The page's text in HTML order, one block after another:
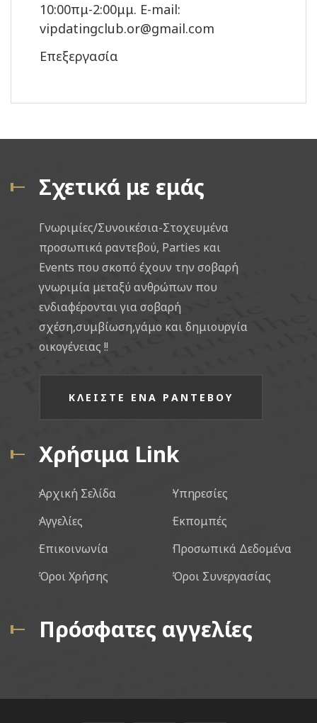
10:00πμ-2:00μμ. E-mail:
vipdatingclub.or@gmail.com
Επεξεργασία
Σχετικά με εμάς
Γνωριμίες/Συνοικέσια-Στοχευμένα
προσωπικά ραντεβού, Parties και
Events που σκοπό έχουν την σοβαρή
γνωριμία μεταξύ ανθρώπων που
ενδιαφέρονται για σοβαρή
σχέση,συμβίωση,γάμο και δημιουργία
οικογένειας !!
ΚΛΕΙΣΤΕ ΕΝΑ ΡΑΝΤΕΒΟΥ
Χρήσιμα Link
Αρχική Σελίδα
Υπηρεσίες
Αγγελίες
Εκπομπές
Επικοινωνία
Προσωπικά Δεδομένα
Όροι Χρήσης
Όροι Συνεργασίας
Πρόσφατες αγγελίες